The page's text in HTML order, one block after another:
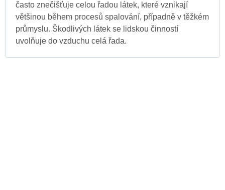
často znečišťuje celou řadou látek, které vznikají
většinou během procesů spalování, případně v těžkém
průmyslu. Škodlivých látek se lidskou činností
uvolňuje do vzduchu celá řada.